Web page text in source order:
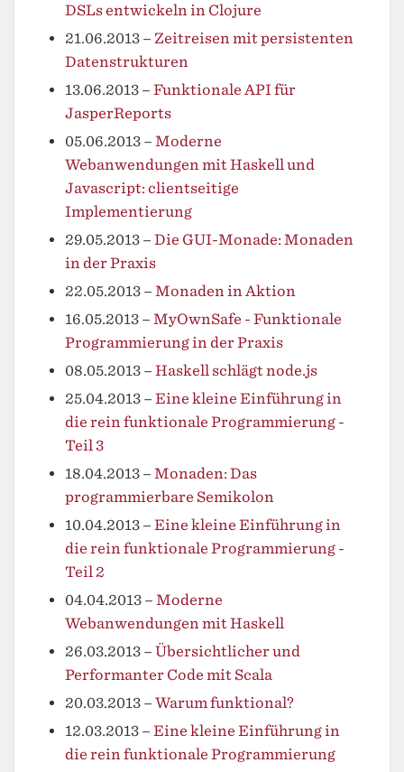
DSLs entwickeln in Clojure
21.06.2013 – Zeitreisen mit persistenten
Datenstrukturen
13.06.2013 – Funktionale API für
JasperReports
05.06.2013 – Moderne
Webanwendungen mit Haskell und
Javascript: clientseitige
Implementierung
29.05.2013 – Die GUI-Monade: Monaden
in der Praxis
22.05.2013 – Monaden in Aktion
16.05.2013 – MyOwnSafe - Funktionale
Programmierung in der Praxis
08.05.2013 – Haskell schlägt node.js
25.04.2013 – Eine kleine Einführung in
die rein funktionale Programmierung -
Teil 3
18.04.2013 – Monaden: Das
programmierbare Semikolon
10.04.2013 – Eine kleine Einführung in
die rein funktionale Programmierung -
Teil 2
04.04.2013 – Moderne
Webanwendungen mit Haskell
26.03.2013 – Übersichtlicher und
Performanter Code mit Scala
20.03.2013 – Warum funktional?
12.03.2013 – Eine kleine Einführung in
die rein funktionale Programmierung